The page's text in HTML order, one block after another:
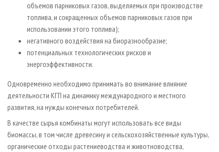
объемов парниковых газов, выделяемых при производстве
топлива, и сокращенных объемов парниковых газов при
использовании этого топлива);
негативного воздействия на биоразнообразие;
потенциальных технологических рисков и
энергоэффективности.
Одновременно необходимо принимать во внимание влияние
деятельности КГП на динамику международного и местного
развития, на нужды конечных потребителей.
В качестве сырья комбинаты могут использовать все виды
биомассы, в том числе древесину и сельскохозяйственные культуры,
органические отходы растениеводства и животноводства,